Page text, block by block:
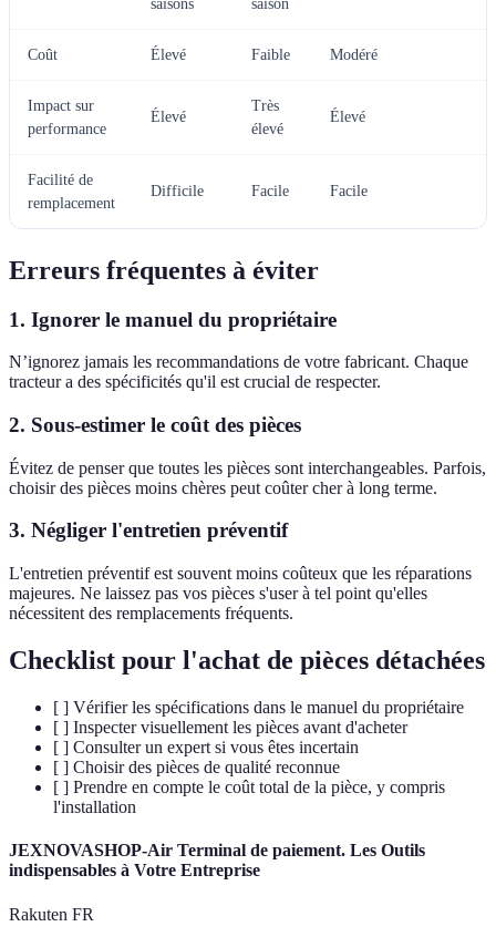
saisons
saison
Coût Élevé Faible Modéré
Impact sur
performance
Élevé
Très
élevé
Élevé
Facilité de
remplacement
Difficile Facile Facile
Erreurs fréquentes à éviter
1. Ignorer le manuel du propriétaire
N’ignorez jamais les recommandations de votre fabricant. Chaque
tracteur a des spécificités qu'il est crucial de respecter.
2. Sous-estimer le coût des pièces
Évitez de penser que toutes les pièces sont interchangeables. Parfois,
choisir des pièces moins chères peut coûter cher à long terme.
3. Négliger l'entretien préventif
L'entretien préventif est souvent moins coûteux que les réparations
majeures. Ne laissez pas vos pièces s'user à tel point qu'elles
nécessitent des remplacements fréquents.
Checklist pour l'achat de pièces détachées
[ ] Vérifier les spécifications dans le manuel du propriétaire
[ ] Inspecter visuellement les pièces avant d'acheter
[ ] Consulter un expert si vous êtes incertain
[ ] Choisir des pièces de qualité reconnue
[ ] Prendre en compte le coût total de la pièce, y compris
l'installation
JEXNOVASHOP-Air Terminal de paiement. Les Outils
indispensables à Votre Entreprise
Rakuten FR